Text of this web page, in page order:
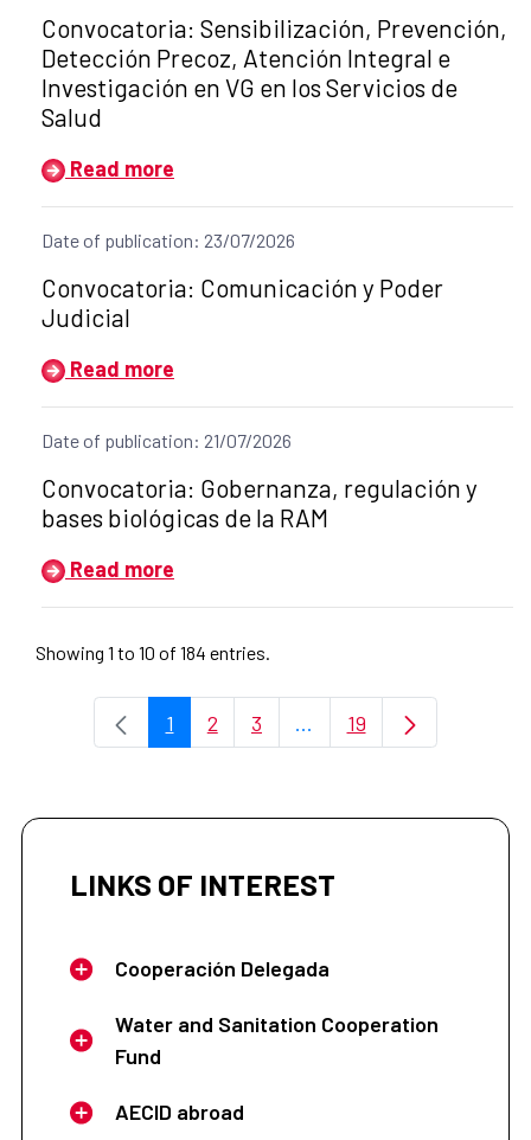
Title of the announcement:
Convocatoria: Sensibilización, Prevención,
Detección Precoz, Atención Integral e
Investigación en VG en los Servicios de
Salud
Read more
Date of publication: 23/07/2026
Title of the announcement:
Convocatoria: Comunicación y Poder
Judicial
Read more
Date of publication: 21/07/2026
Title of the announcement:
Convocatoria: Gobernanza, regulación y
bases biológicas de la RAM
Read more
Showing 1 to 10 of 184 entries.
Page
1 Page
2 Page
3 ...Intermediate Pages Use
Page
19
LINKS OF INTEREST
Cooperación Delegada
Water and Sanitation Cooperation
Fund
AECID abroad